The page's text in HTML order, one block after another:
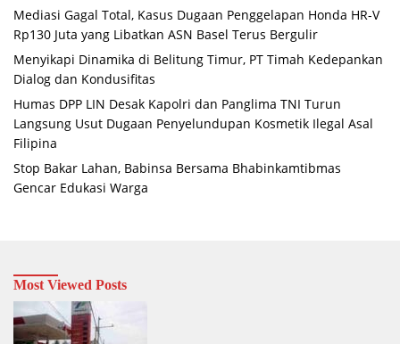
Mediasi Gagal Total, Kasus Dugaan Penggelapan Honda HR-V
Rp130 Juta yang Libatkan ASN Basel Terus Bergulir
Menyikapi Dinamika di Belitung Timur, PT Timah Kedepankan
Dialog dan Kondusifitas
Humas DPP LIN Desak Kapolri dan Panglima TNI Turun
Langsung Usut Dugaan Penyelundupan Kosmetik Ilegal Asal
Filipina
Stop Bakar Lahan, Babinsa Bersama Bhabinkamtibmas
Gencar Edukasi Warga
Most Viewed Posts